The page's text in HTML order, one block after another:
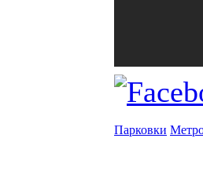
Парковки